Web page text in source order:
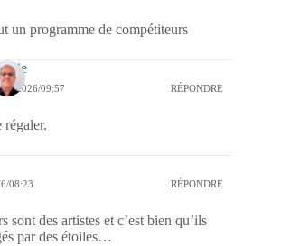
un programme de compétiteurs
03/2026/09:57 RÉPONDRE
régaler.
08:23 RÉPONDRE
sont des artistes et c’est bien qu’ils
par des étoiles…